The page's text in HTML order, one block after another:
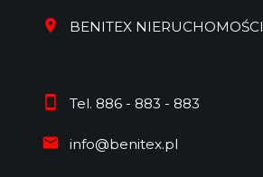
BENITEX NIERUCHOMOŚCI
Tel. 886 - 883 - 883
info@benitex.pl